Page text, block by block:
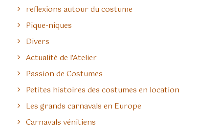
reflexions autour du costume
Pique-niques
Divers
Actualité de l'Atelier
Passion de Costumes
Petites histoires des costumes en location
Les grands carnavals en Europe
Carnavals vénitiens